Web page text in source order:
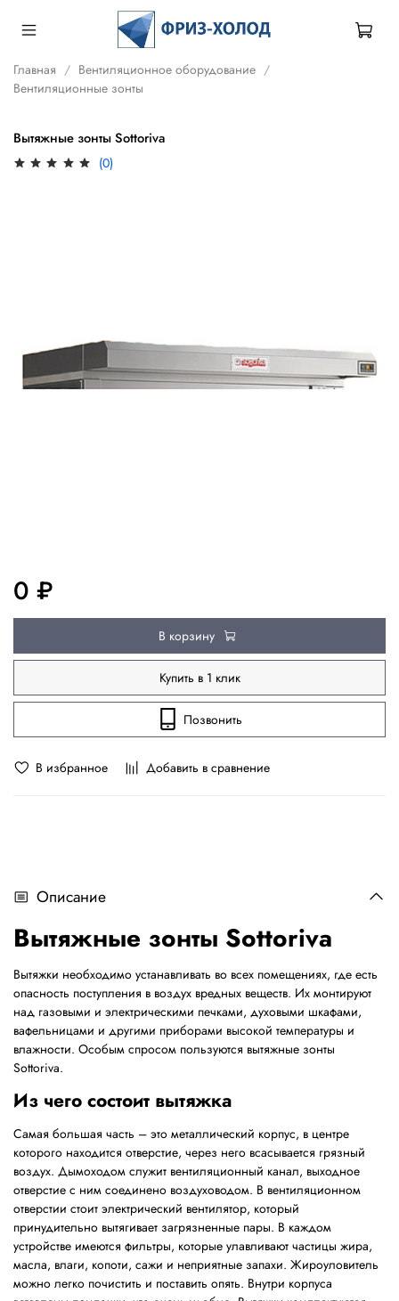
Главная
Вентиляционное оборудование
Вентиляционные зонты
Вытяжные зонты Sottoriva
(0)
В избранное Добавить в сравнение
0 ₽
В корзину
Купить в 1 клик
Позвонить
Описание
Вытяжные зонты Sottoriva
Вытяжки необходимо устанавливать во всех помещениях, где есть
опасность поступления в воздух вредных веществ. Их монтируют
над газовыми и электрическими печками, духовыми шкафами,
вафельницами и другими приборами высокой температуры и
влажности. Особым спросом пользуются вытяжные зонты
Sottoriva.
Из чего состоит вытяжка
Самая большая часть – это металлический корпус, в центре
которого находится отверстие, через него всасывается грязный
воздух. Дымоходом служит вентиляционный канал, выходное
отверстие с ним соединено воздуховодом. В вентиляционном
отверстии стоит электрический вентилятор, который
принудительно вытягивает загрязненные пары. В каждом
устройстве имеются фильтры, которые улавливают частицы жира,
масла, влаги, копоти, сажи и неприятные запахи. Жироуловитель
можно легко почистить и поставить опять. Внутри корпуса